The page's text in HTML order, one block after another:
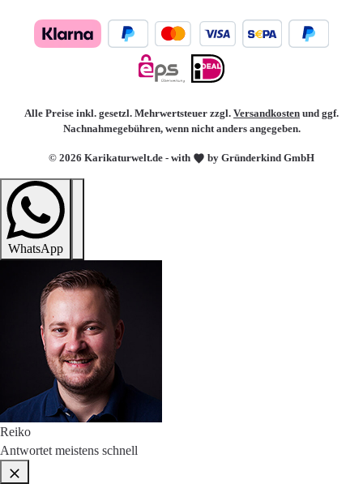
© 2026 Karikaturwelt.de - with by Gründerkind GmbH
Alle Preise inkl. gesetzl. Mehrwertsteuer zzgl. Versandkosten und ggf.
Nachnahmegebühren, wenn nicht anders angegeben.
WhatsApp
Reiko
Antwortet meistens schnell